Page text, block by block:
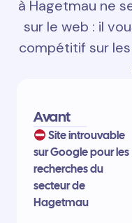
à Hagetmau ne
sur le web : il
compétitif sur
Avant
Site introuvable
sur Google pour les
recherches du
secteur de
Hagetmau